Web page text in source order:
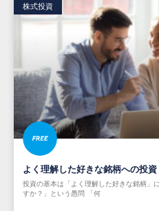
株式投資
よく理解した好きな銘柄への投資
投資の基本は「よく理解した好きな銘柄」
すか？」という愚問 「何